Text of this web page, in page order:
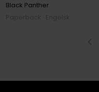
Black Panther